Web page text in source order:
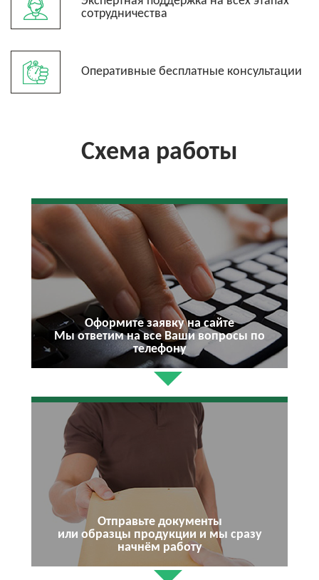
сотрудничества
Оперативные бесплатные консультации
Схема работы
Оформите заявку на сайте
Мы ответим на все Ваши вопросы по
телефону
Отправьте документы
или образцы продукции и мы сразу
начнём работу